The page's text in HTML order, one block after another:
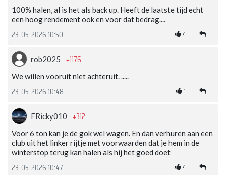
100% halen, al is het als back up. Heeft de laatste tijd echt
een hoog rendement ook en voor dat bedrag....
23-05-2026 10:50 4
rob2025 +1176
We willen vooruit niet achteruit. .....
23-05-2026 10:48 1
FRicky010 +312
Voor 6 ton kan je de gok wel wagen. En dan verhuren aan een
club uit het linker rijtje met voorwaarden dat je hem in de
winterstop terug kan halen als hij het goed doet
23-05-2026 10:47 4